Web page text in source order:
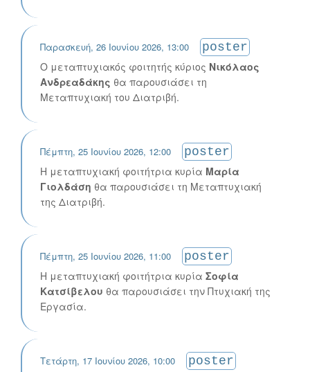
Παρασκευή, 26 Ιουνίου 2026, 13:00
poster
Ο μεταπτυχιακός φοιτητής κύριος Νικόλαος
Ανδρεαδάκης θα παρουσιάσει τη
Μεταπτυχιακή του Διατριβή.
Πέμπτη, 25 Ιουνίου 2026, 12:00
poster
Η μεταπτυχιακή φοιτήτρια κυρία Μαρία
Γιολδάση θα παρουσιάσει τη Μεταπτυχιακή
της Διατριβή.
Πέμπτη, 25 Ιουνίου 2026, 11:00
poster
Η μεταπτυχιακή φοιτήτρια κυρία Σοφία
Κατσίβελου θα παρουσιάσει την Πτυχιακή της
Εργασία.
Τετάρτη, 17 Ιουνίου 2026, 10:00
poster